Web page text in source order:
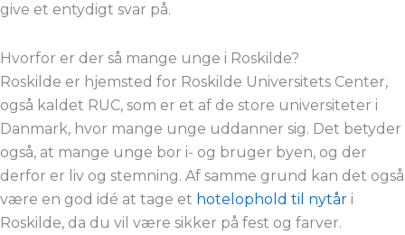
give et entydigt svar på.
Hvorfor er der så mange unge i Roskilde?
Roskilde er hjemsted for Roskilde Universitets Center,
også kaldet RUC, som er et af de store universiteter i
Danmark, hvor mange unge uddanner sig. Det betyder
også, at mange unge bor i- og bruger byen, og der
derfor er liv og stemning. Af samme grund kan det også
være en god idé at tage et hotelophold til nytår i
Roskilde, da du vil være sikker på fest og farver.